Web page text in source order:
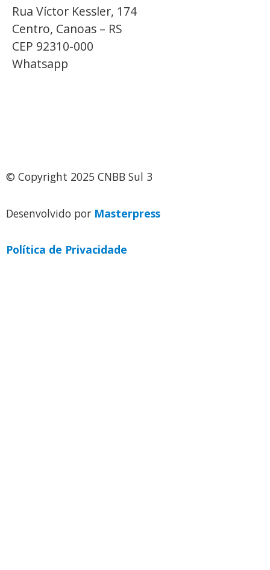
Rua Víctor Kessler, 174
Centro, Canoas – RS
CEP 92310-000
Whatsapp
© Copyright 2025 CNBB Sul 3
Desenvolvido por Masterpress
Política de Privacidade